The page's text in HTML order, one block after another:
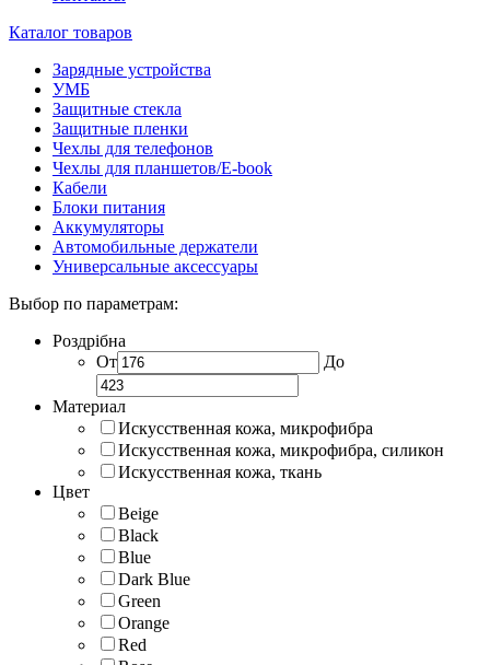
Каталог товаров
Зарядные устройства
УМБ
Защитные стекла
Защитные пленки
Чехлы для телефонов
Чехлы для планшетов/E-book
Кабели
Блоки питания
Аккумуляторы
Автомобильные держатели
Универсальные аксессуары
Выбор по параметрам:
Роздрібна
От
До
Материал
Искусственная кожа, микрофибра
Искусственная кожа, микрофибра, силикон
Искусственная кожа, ткань
Цвет
Beige
Black
Blue
Dark Blue
Green
Orange
Red